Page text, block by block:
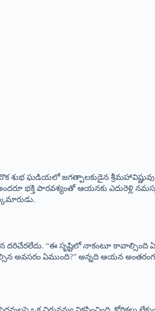
శుభ ఘడియలో జగత్పాలకుడైన
భక్తి పారవశ్యంతో ఆయనకు
“ఈ సృష్టిలో నాకంటూ కావాల్సింది
ఏముంది?” అన్నది ఆయన అంతరంగ